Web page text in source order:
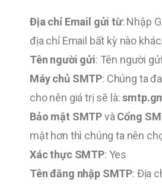
Địa chỉ Email gửi từ: Nhập
địa chỉ Email bất kỳ nào khác.
Tên người gửi: Tên người
Máy chủ SMTP: Chúng ta
cho nên giá trị sẽ là:
Bảo mật SMTPvà Cổng
mật hơn thì chúng ta nên
Xác thực SMTP: Yes
Tên đăng nhập SMTP: Địa